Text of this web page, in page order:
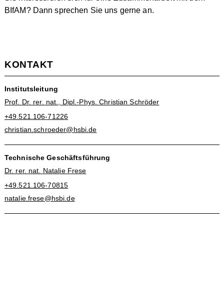
BIfAM? Dann sprechen Sie uns gerne an.
KONTAKT
Institutsleitung
Prof. Dr. rer. nat., Dipl.-Phys. Christian Schröder
+49.521.106-71226
christian.schroeder@hsbi.de
Technische Geschäftsführung
Dr. rer. nat. Natalie Frese
+49.521.106-70815
natalie.frese@hsbi.de